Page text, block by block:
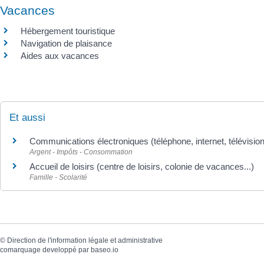
Vacances
Hébergement touristique
Navigation de plaisance
Aides aux vacances
Et aussi
Communications électroniques (téléphone, internet,
Argent - Impôts - Consommation
Accueil de loisirs (centre de loisirs, colonie de vacances...)
Famille - Scolarité
© Direction de l'information légale et administrative
comarquage developpé par baseo.io